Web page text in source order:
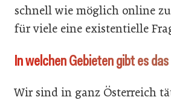
schnell wie möglich online
für viele eine existentielle
In welchen Gebieten gibt es
Wir sind in ganz Österreich